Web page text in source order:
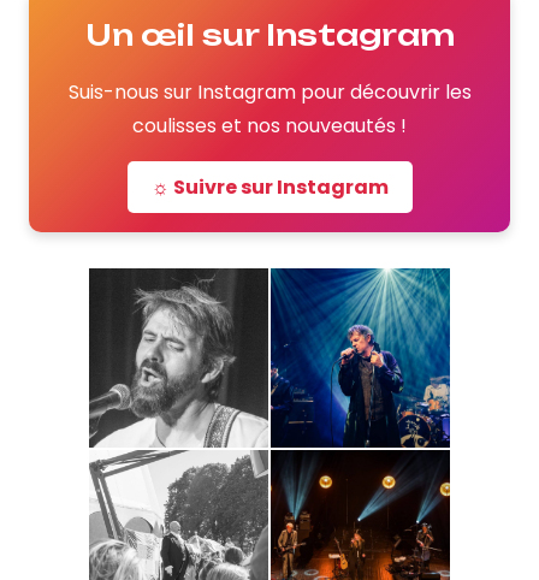
Un œil sur Instagram
Suis-nous sur Instagram pour découvrir les
coulisses et nos nouveautés !
☼ Suivre sur Instagram